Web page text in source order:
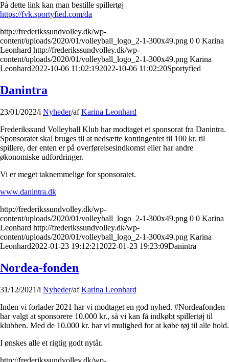
På dette link kan man bestille spillertøj
https://fvk.sportyfied.com/da
http://frederikssundvolley.dk/wp-
content/uploads/2020/01/volleyball_logo_2-1-300x49.png 0 0 Karina
Leonhard http://frederikssundvolley.dk/wp-
content/uploads/2020/01/volleyball_logo_2-1-300x49.png Karina
Leonhard2022-10-06 11:02:192022-10-06 11:02:20Sportyfied
Danintra
23/01/2022/i Nyheder/afKarina Leonhard
Frederikssund Volleyball Klub har modtaget et sponsorat fra Danintra.
Sponsoratet skal bruges til at nedsætte kontingentet til 100 kr. til
spillere, der enten er på overførelsesindkomst eller har andre
økonomiske udfordringer.
Vi er meget taknemmelige for sponsoratet.
www.danintra.dk
http://frederikssundvolley.dk/wp-
content/uploads/2020/01/volleyball_logo_2-1-300x49.png 0 0 Karina
Leonhard http://frederikssundvolley.dk/wp-
content/uploads/2020/01/volleyball_logo_2-1-300x49.png Karina
Leonhard2022-01-23 19:12:21 2022-01-23 19:23:09Danintra
Nordea-fonden
31/12/2021/i Nyheder/afKarina Leonhard
Inden vi forlader 2021 har vi modtaget en god nyhed. #Nordeafonden
har valgt at sponsorere 10.000 kr., så vi kan få indkøbt spillertøj til
klubben. Med de 10.000 kr. har vi mulighed for at købe tøj til alle hold.
I ønskes alle et rigtig godt nytår.
http://frederikssundvolley.dk/wp-